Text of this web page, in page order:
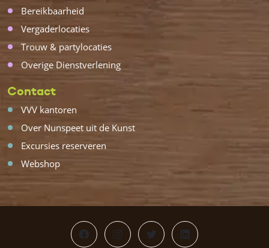
Bereikbaarheid
Vergaderlocaties
Trouw & partylocaties
Overige Dienstverlening
Contact
VVV kantoren
Over Nunspeet uit de Kunst
Excursies reserveren
Webshop
FacebookInstagram
TwitterLinkedIn